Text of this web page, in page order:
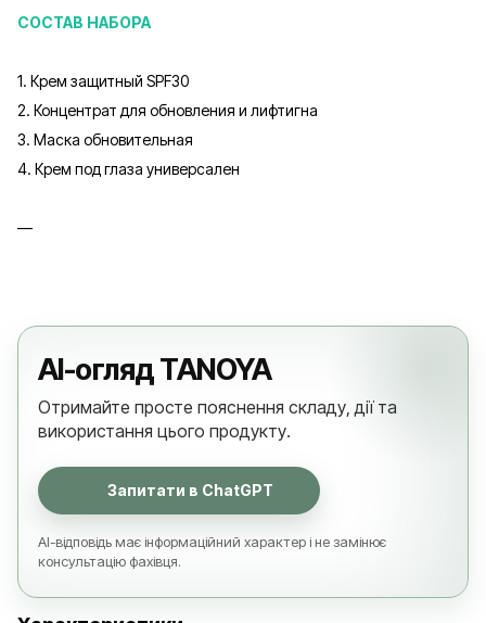
СОСТАВ НАБОРА
1. Крем защитный SPF30
2. Концентрат для обновления и лифтигна
3. Маска обновительная
4. Крем под глаза универсален
AI-огляд TANOYA
Отримайте просте пояснення складу, дії та
використання цього продукту.
Запитати в ChatGPT
AI-відповідь має інформаційний характер і не замінює
консультацію фахівця.